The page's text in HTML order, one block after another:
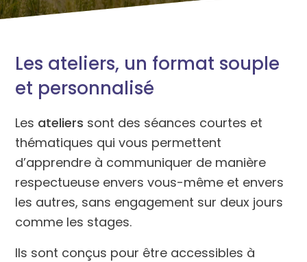
Les ateliers, un format souple
et personnalisé
Les ateliers sont des séances courtes et
thématiques qui vous permettent
d’apprendre à communiquer de manière
respectueuse envers vous-même et envers
les autres, sans engagement sur deux jours
comme les stages.
Ils sont conçus pour être accessibles à